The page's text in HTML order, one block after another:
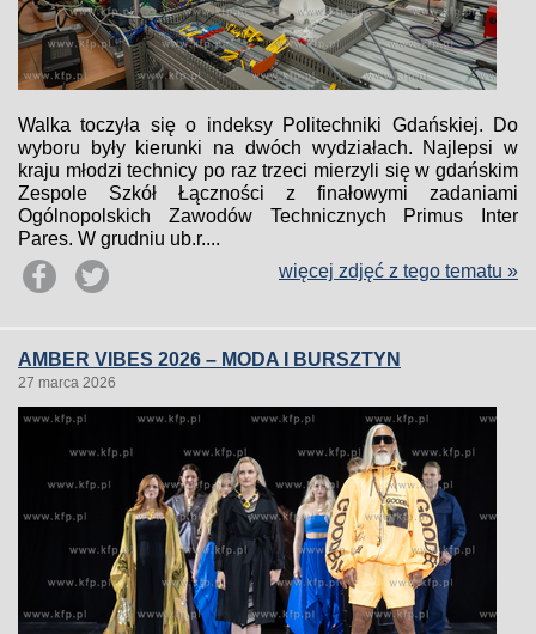
Walka toczyła się o indeksy Politechniki Gdańskiej. Do
wyboru były kierunki na dwóch wydziałach. Najlepsi w
kraju młodzi technicy po raz trzeci mierzyli się w gdańskim
Zespole Szkół Łączności z finałowymi zadaniami
Ogólnopolskich Zawodów Technicznych Primus Inter
Pares. W grudniu ub.r....
więcej zdjęć z tego tematu »
AMBER VIBES 2026 – MODA I BURSZTYN
27 marca 2026